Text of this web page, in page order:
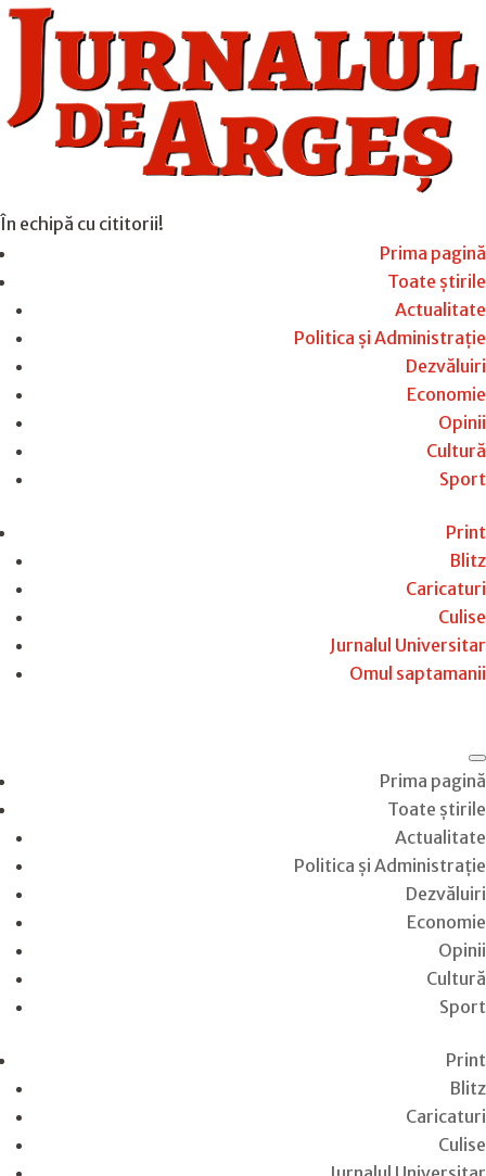
În echipă cu cititorii!
Prima pagină
Toate știrile
Actualitate
Politica și Administrație
Dezvăluiri
Economie
Opinii
Cultură
Sport
Print
Blitz
Caricaturi
Culise
Jurnalul Universitar
Omul saptamanii
Prima pagină
Toate știrile
Actualitate
Politica și Administrație
Dezvăluiri
Economie
Opinii
Cultură
Sport
Print
Blitz
Caricaturi
Culise